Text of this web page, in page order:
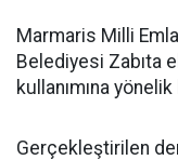
Marmaris Milli
Belediyesi Zabıta
kullanımına
Gerçekleştirilen